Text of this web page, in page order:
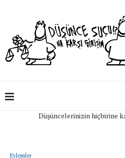
Düşüncelerinizin hiçbirine
Eylemler